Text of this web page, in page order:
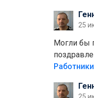
полно
равно
25
Могли бы
больше